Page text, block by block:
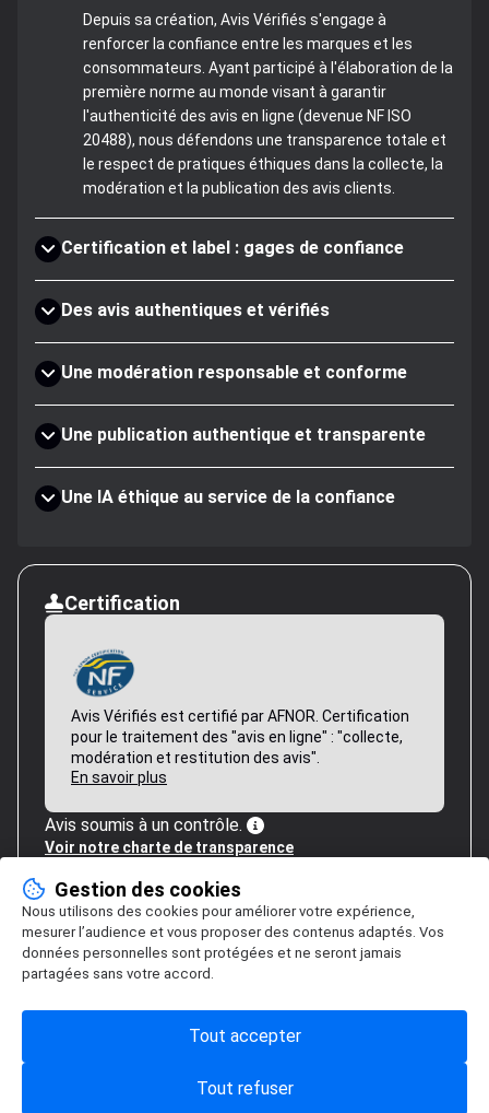
Depuis sa création, Avis Vérifiés s'engage à
renforcer la confiance entre les marques et les
consommateurs. Ayant participé à l'élaboration de la
première norme au monde visant à garantir
l'authenticité des avis en ligne (devenue NF ISO
20488), nous défendons une transparence totale et
le respect de pratiques éthiques dans la collecte, la
modération et la publication des avis clients.
Certification et label : gages de confiance
Des avis authentiques et vérifiés
Une modération responsable et conforme
Une publication authentique et transparente
Une IA éthique au service de la confiance
Certification
Avis Vérifiés est certifié par AFNOR. Certification
pour le traitement des "avis en ligne" : "collecte,
modération et restitution des avis".
En savoir plus
Avis soumis à un contrôle.
Voir notre charte de transparence
Gestion des cookies
Nous utilisons des cookies pour améliorer votre expérience,
mesurer l’audience et vous proposer des contenus adaptés. Vos
données personnelles sont protégées et ne seront jamais
partagées sans votre accord.
Tout refuser
Tout accepter